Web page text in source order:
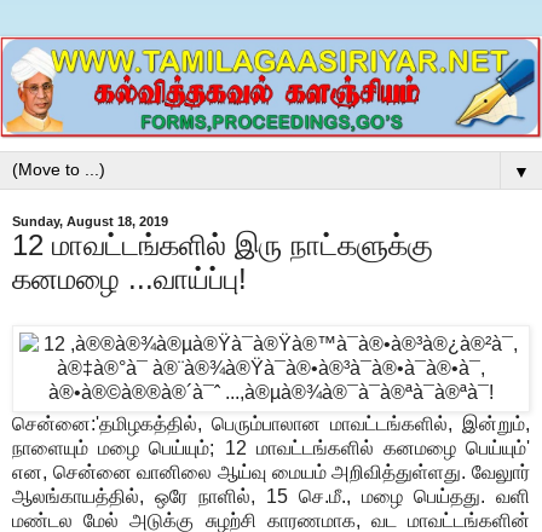
▼
Sunday, August 18, 2019
12 மாவட்டங்களில் இரு நாட்களுக்கு
கனமழை ...வாய்ப்பு!
சென்னை:'தமிழகத்தில், பெரும்பாலான மாவட்டங்களில், இன்றும்,
நாளையும் மழை பெய்யும்; 12 மாவட்டங்களில் கனமழை பெய்யும்'
என, சென்னை வானிலை ஆய்வு மையம் அறிவித்துள்ளது. வேலுார்
ஆலங்காயத்தில், ஒரே நாளில், 15 செ.மீ., மழை பெய்தது. வளி
மண்டல மேல் அடுக்கு சுழற்சி காரணமாக, வட மாவட்டங்களின்